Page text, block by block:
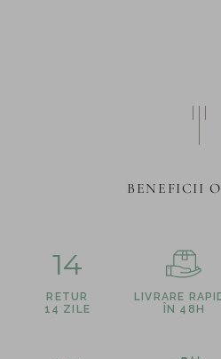
BENEFICII
14
RETUR
14 ZILE
LIVRARE
ÎN 48H